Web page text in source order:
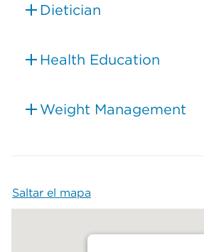
Dietician
Health Education
Weight Management
Saltar el mapa